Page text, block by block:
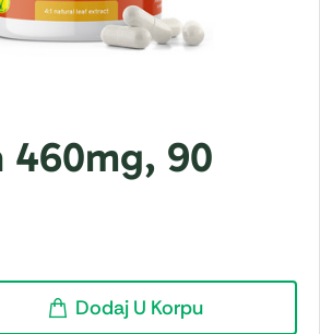
460mg, 90
Dodaj U Korpu